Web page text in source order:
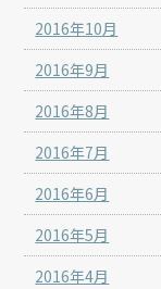
2016年10月
2016年9月
2016年8月
2016年7月
2016年6月
2016年5月
2016年4月